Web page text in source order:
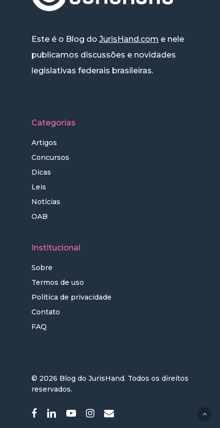
Este é o Blog do JurisHand.com e nele
publicamos discussões e novidades
legislativas federais brasileiras.
Categorias
Artigos
Concursos
Dicas
Leis
Notícias
OAB
Institucional
Sobre
Termos de uso
Política de privacidade
Contato
FAQ
© 2026 Blog do JurisHand. Todos os direitos
reservados.
facebooklinkedinyoutubeinstagram
email